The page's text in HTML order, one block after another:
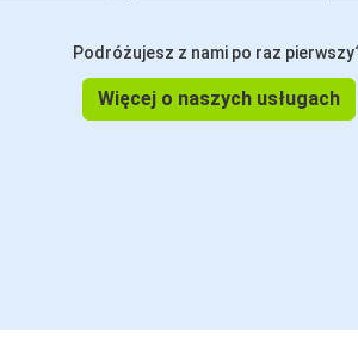
Podróżujesz z nami po raz
Więcej o naszych usługach